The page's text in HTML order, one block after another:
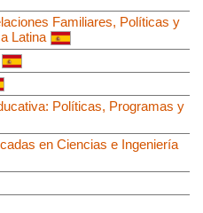
Familiares, Políticas y
Latina
Políticas, Programas y
en Ciencias e Ingeniería